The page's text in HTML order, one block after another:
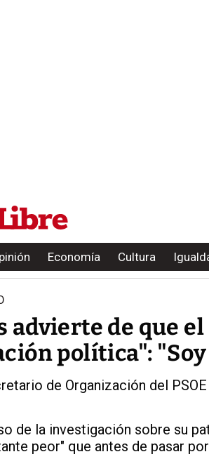
Economía Cultura
advierte de que
política":
de Organización del
de la investigación sobre su
peor" que antes de pasar